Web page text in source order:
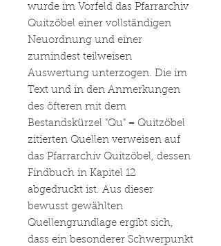
wurde im Vorfeld das Pfarrarchiv
Quitzöbel einer vollständigen
Neuordnung und einer
zumindest teilweisen
Auswertung unterzogen. Die im
Text und in den Anmerkungen
des öfteren mit dem
Bestandskürzel "Qu" = Quitzöbel
zitierten Quellen verweisen auf
das Pfarrarchiv Quitzöbel, dessen
Findbuch in Kapitel 12
abgedruckt ist. Aus dieser
bewusst gewählten
Quellengrundlage ergibt sich,
dass ein besonderer Schwerpunkt